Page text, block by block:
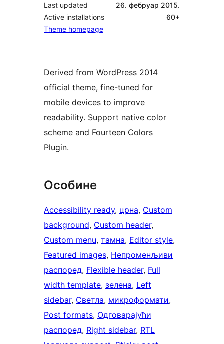
Last updated
26. фебруар 2015.
Active installations
60+
Theme homepage
Derived from WordPress 2014
official theme, fine-tuned for
mobile devices to improve
readability. Support native color
scheme and Fourteen Colors
Plugin.
Особине
Accessibility ready, црна, Custom
background, Custom header
Custom menu, тамна, Editor style
Featured images, Непроменљиви
распоред, Flexible header, Full
width template, зелена, Left
sidebar, Светла, микроформати
Post formats, Одговарајући
распоред, Right sidebar, RTL